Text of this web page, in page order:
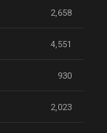
2,658
4,551
930
2,023